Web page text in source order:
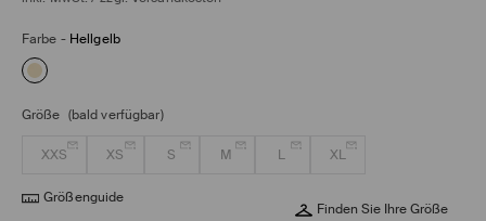
Farbe - Hellgelb
Größe (bald verfügbar)
XXS XS S M L XL
Größenguide
Finden Sie Ihre Größe